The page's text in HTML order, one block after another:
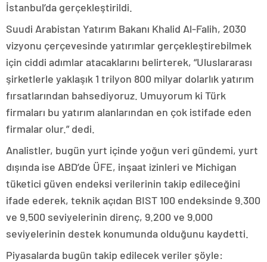
İstanbul’da gerçekleştirildi.
Suudi Arabistan Yatırım Bakanı Khalid Al-Falih, 2030
vizyonu çerçevesinde yatırımlar gerçekleştirebilmek
için ciddi adımlar atacaklarını belirterek, “Uluslararası
şirketlerle yaklaşık 1 trilyon 800 milyar dolarlık yatırım
fırsatlarından bahsediyoruz. Umuyorum ki Türk
firmaları bu yatırım alanlarından en çok istifade eden
firmalar olur.” dedi.
Analistler, bugün yurt içinde yoğun veri gündemi, yurt
dışında ise ABD’de ÜFE, inşaat izinleri ve Michigan
tüketici güven endeksi verilerinin takip edileceğini
ifade ederek, teknik açıdan BIST 100 endeksinde 9.300
ve 9.500 seviyelerinin direnç, 9.200 ve 9.000
seviyelerinin destek konumunda olduğunu kaydetti.
Piyasalarda bugün takip edilecek veriler şöyle: